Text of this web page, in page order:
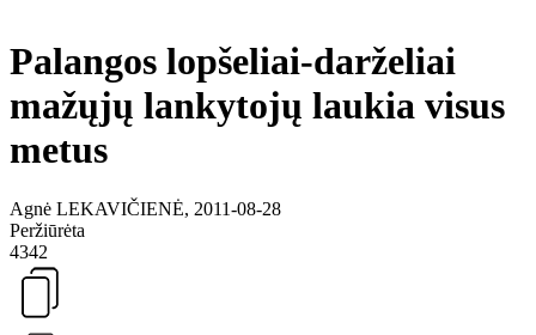
Palangos lopšeliai-darželiai
mažųjų lankytojų laukia visus
metus
Agnė LEKAVIČIENĖ, 2011-08-28
Peržiūrėta
4342